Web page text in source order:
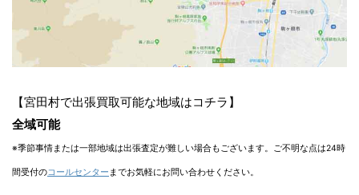
【宮田村で出張買取可能な地域はコチラ】
全域可能
※季節事情または一部地域は出張査定が難しい場合もございます。ご不明な点は24時
間受付のコールセンター までお気軽にお問い合わせください。